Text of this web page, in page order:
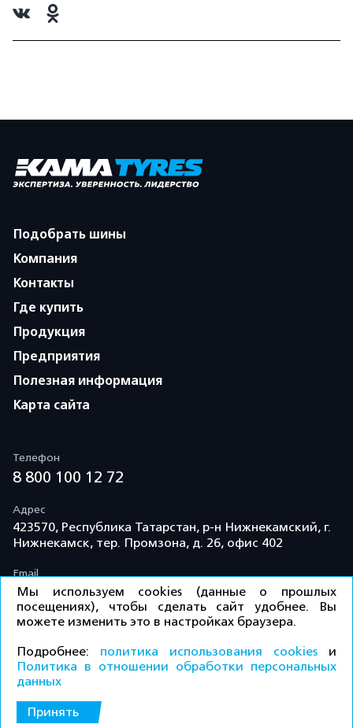
Подобрать шины
Компания
Контакты
Где купить
Продукция
Предприятия
Полезная информация
Карта сайта
Телефон
8 800 100 12 72
Адрес
423570, Республика Татарстан, р-н Нижнекамский, г.
Нижнекамск, тер. Промзона, д. 26, офис 402
Email
info@td-kama.com
©ООО «Торговый дом «Кама» 2026 / Все права
защищены.
Политика конфиденциальности
Мы используем cookies (данные о прошлых
посещениях), чтобы сделать сайт удобнее. Вы
можете изменить это в настройках браузера.
Подробнее: политика использования cookies и
Политика в отношении обработки персональных
данных
Принять